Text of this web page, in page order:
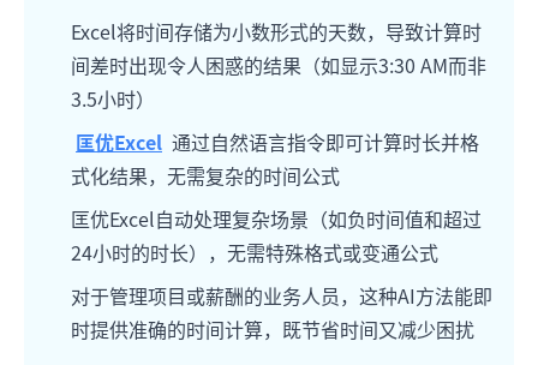
Excel将时间存储为小数形式的天数，导致计算时
间差时出现令人困惑的结果（如显示3:30 AM而非
3.5小时）
匡优Excel 通过自然语言指令即可计算时长并格
式化结果，无需复杂的时间公式
匡优Excel自动处理复杂场景（如负时间值和超过
24小时的时长），无需特殊格式或变通公式
对于管理项目或薪酬的业务人员，这种AI方法能即
时提供准确的时间计算，既节省时间又减少困扰